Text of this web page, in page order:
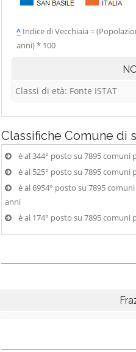
^ Indice di Vecchiaia =
anni) * 100
Classi di età: Fonte ISTAT
Classifiche Comune di
è al 344° posto su 7895 comuni
è al 525° posto su 7895 comuni
è al 6954° posto su 7895
anni
è al 174° posto su 7895